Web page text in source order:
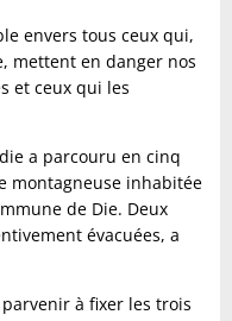
envers tous ceux qui,
mettent en danger nos
et ceux qui les
a parcouru en cinq
montagneuse inhabitée
de Die. Deux
évacuées, a
à fixer les trois